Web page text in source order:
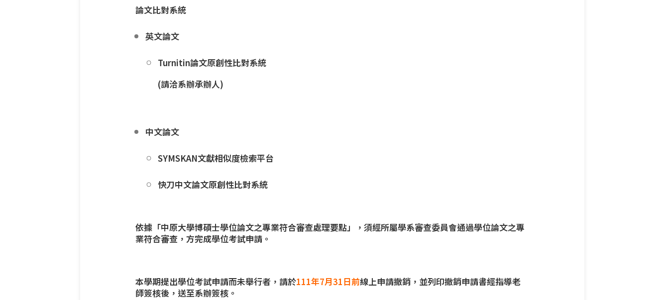
論文比對系統
英文論文
Turnitin論文原創性比對系統
(請洽系辦承辦人)
中文論文
SYMSKAN文獻相似度檢索平台
快刀中文論文原創性比對系統
依據「中原大學博碩士學位論文之專業符合審查處理要點」，須經所屬學系審查委員會通過學位論文之專
業符合審查，方完成學位考試申請。
本學期提出學位考試申請而未舉行者，請於111年7月31日前線上申請撤銷，並列印撤銷申請書經指導老
師簽核後，送至系辦簽核。